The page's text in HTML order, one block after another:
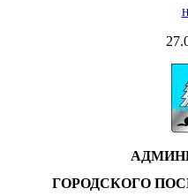
ГОРОДСКОГО